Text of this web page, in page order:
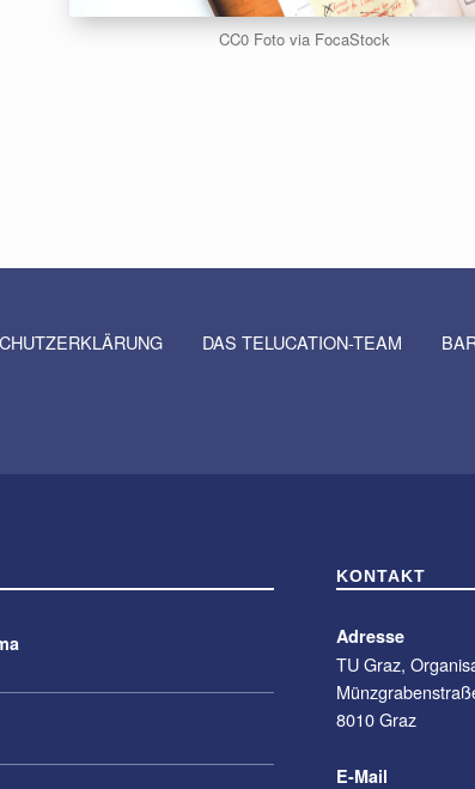
CC0 Foto via FocaStock
DAS TELUCATION-TEAM
KONTAKT
Adresse
TU Graz,
8010 Graz
E-Mail